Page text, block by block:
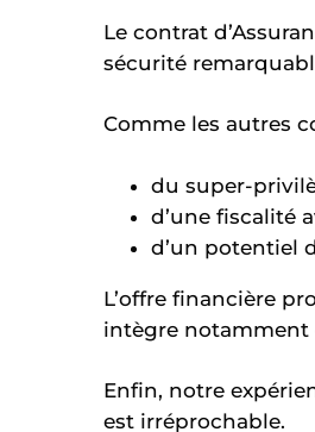
Le contrat
sécurité
Comme les autres
du super-
d’une fiscalité
d’un potentiel
L’offre financière
intègre notamment
Enfin, notre
est irréprochable.